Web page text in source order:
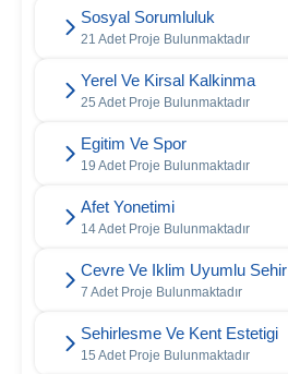
Sosyal Sorumluluk
21 Adet Proje Bulunmaktadır
Yerel Ve Kirsal Kalkinma
25 Adet Proje Bulunmaktadır
Egitim Ve Spor
19 Adet Proje Bulunmaktadır
Afet Yonetimi
14 Adet Proje Bulunmaktadır
Cevre Ve Iklim Uyumlu Sehir
7 Adet Proje Bulunmaktadır
Sehirlesme Ve Kent Estetigi
15 Adet Proje Bulunmaktadır